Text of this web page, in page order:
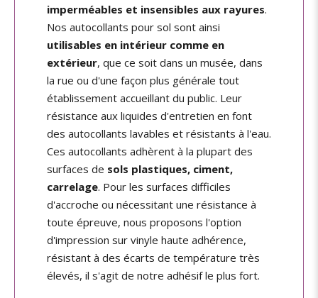
imperméables et insensibles aux rayures.
Nos autocollants pour sol sont ainsi
utilisables en intérieur comme en
extérieur, que ce soit dans un musée, dans
la rue ou d'une façon plus générale tout
établissement accueillant du public. Leur
résistance aux liquides d'entretien en font
des autocollants lavables et résistants à l'eau.
Ces autocollants adhèrent à la plupart des
surfaces de sols plastiques, ciment,
carrelage. Pour les surfaces difficiles
d'accroche ou nécessitant une résistance à
toute épreuve, nous proposons l'option
d'impression sur vinyle haute adhérence,
résistant à des écarts de température très
élevés, il s'agit de notre adhésif le plus fort.